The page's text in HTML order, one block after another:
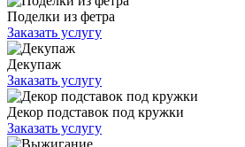
Поделки из фетра
Заказать услугу
Декупаж
Заказать услугу
Декор подставок под кружки
Заказать услугу